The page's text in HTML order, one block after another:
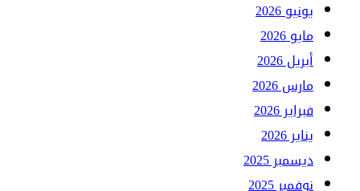
يونيو 2026
مايو 2026
أبريل 2026
مارس 2026
فبراير 2026
يناير 2026
ديسمبر 2025
نوفمبر 2025